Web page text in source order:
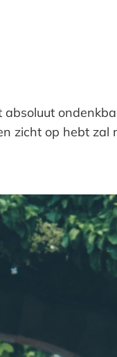
op hebt zal